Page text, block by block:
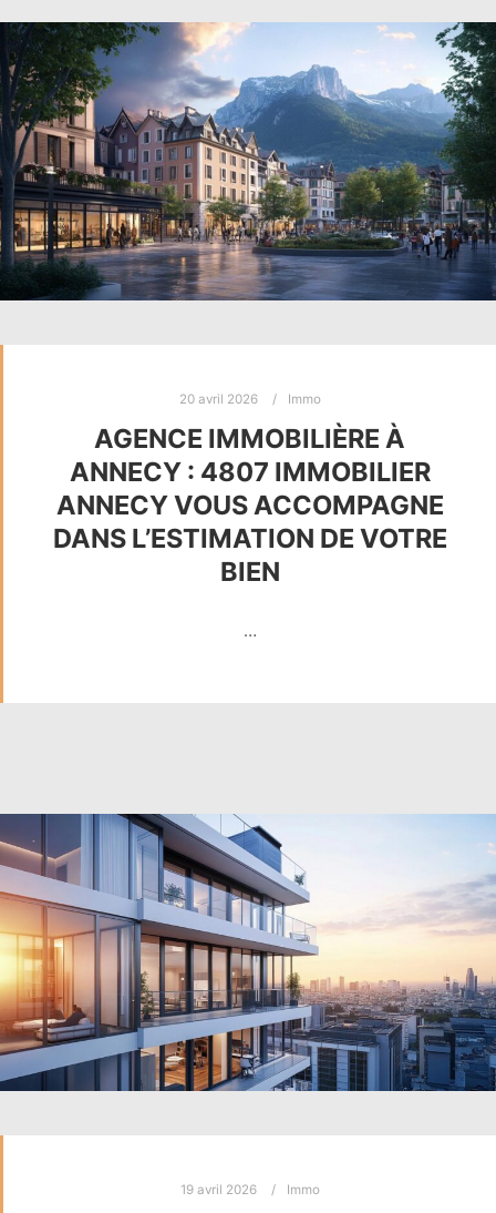
20 avril 2026 Immo
AGENCE IMMOBILIÈRE À
ANNECY : 4807 IMMOBILIER
ANNECY VOUS ACCOMPAGNE
DANS L’ESTIMATION DE VOTRE
BIEN
…
19 avril 2026 Immo